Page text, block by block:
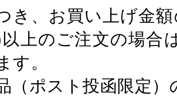
き、お買い上げ金
上のご注文の場合
す。
（ポスト投函限定